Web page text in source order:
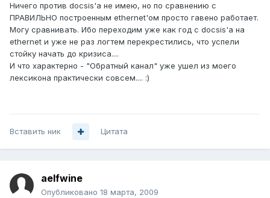
Ничего против docsis'а не имею, но по сравнению с
ПРАВИЛЬНО построенным ethernet'ом просто гавено работает.
Могу сравнивать. Ибо переходим уже как год с docsis'а на
ethernet и уже не раз логтем перекрестились, что успели
стойку начать до кризиса....
И что характерно - "Обратный канал" уже ушел из моего
лексикона практически совсем.... :)
Вставить ник Цитата
aelfwine
Опубликовано 18 марта, 2009